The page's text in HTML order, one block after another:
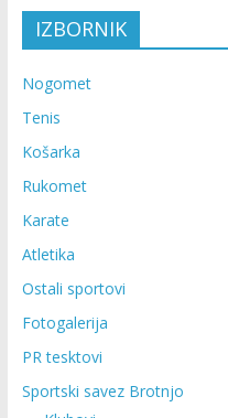
IZBORNIK
Nogomet
Tenis
Košarka
Rukomet
Karate
Atletika
Ostali sportovi
Fotogalerija
PR tesktovi
Sportski savez Brotnjo